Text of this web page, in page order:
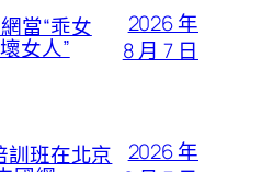
當“乖女
女人”
2026 年
8 月 7 日
訓班在北京
2026 年